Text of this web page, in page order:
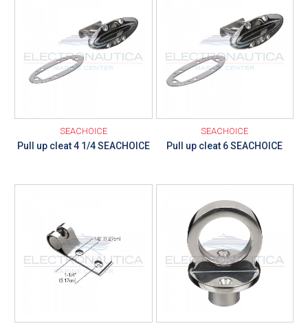
SEACHOICE
Pull up cleat 4 1/4 SEACHOICE
SEACHOICE
Pull up cleat 6 SEACHOICE